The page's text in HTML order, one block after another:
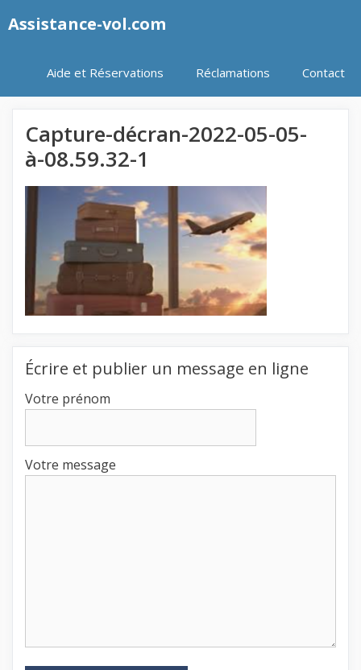
auAssistance-vol.com
Aide et Réservations Réclamations Contact
Capture-décran-2022-05-05-
à-08.59.32-1
Écrire et publier un message en ligne
Votre prénom
Votre message